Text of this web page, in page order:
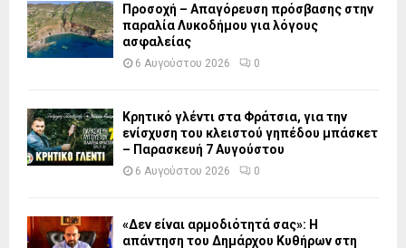
Προσοχή – Απαγόρευση πρόσβασης στην
παραλία Λυκοδήμου για λόγους
ασφαλείας
6 Αυγούστου 2026 0
Κρητικό γλέντι στα Φράτσια, για την
ενίσχυση του κλειστού γηπέδου μπάσκετ
– Παρασκευή 7 Αυγούστου
6 Αυγούστου 2026 0
«Δεν είναι αρμοδιότητά σας»: Η
απάντηση του Δημάρχου Κυθήρων στη